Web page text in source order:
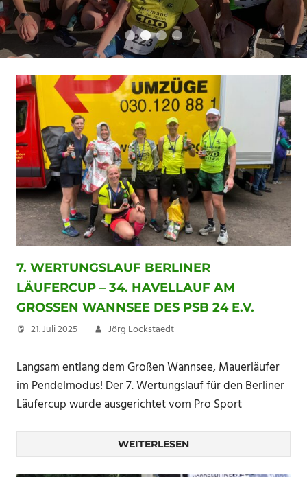
Kommentare
7. WERTUNGSLAUF BERLINER
LÄUFERCUP – 34. HAVELLAUF AM
GROSSEN WANNSEE DES PSB 24 E.V.
21. Juli 2025 Jörg Lockstaedt
Langsam entlang dem Großen Wannsee, Mauerläufer
im Pendelmodus! Der 7. Wertungslauf für den Berliner
Läufercup wurde ausgerichtet vom Pro Sport
WEITERLESEN